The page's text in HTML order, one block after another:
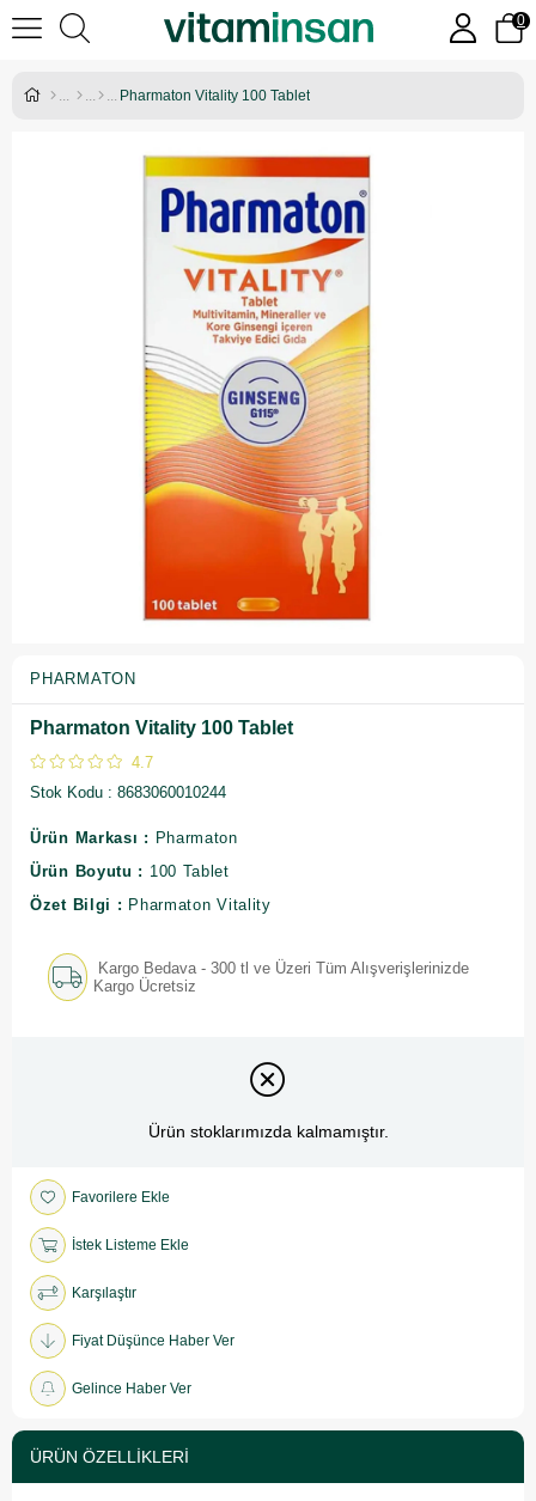
0
Pharmaton Vitality 100 Tablet
PHARMATON
Pharmaton Vitality 100 Tablet
4.7
Stok Kodu
8683060010244
Ürün Markası : Pharmaton
Ürün Boyutu : 100 Tablet
Özet Bilgi : Pharmaton Vitality
Kargo Bedava - 300 tl ve Üzeri Tüm Alışverişlerinizde
Kargo Ücretsiz
Ürün stoklarımızda kalmamıştır.
Favorilere Ekle
İstek Listeme Ekle
Karşılaştır
Fiyat Düşünce Haber Ver
Gelince Haber Ver
ÜRÜN ÖZELLIKLERI